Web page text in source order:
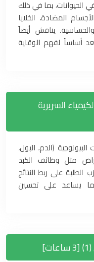
الحيوانات، بما في ذلك
المضادة، الخلايا
والحساسية. يناقش أيضاً
أساساً لفهم الوقاية
السريرية
(الدم، البول،
مثل وظائف الكبد
الطلبة على ربط النتائج
ما يساعد على تحسين